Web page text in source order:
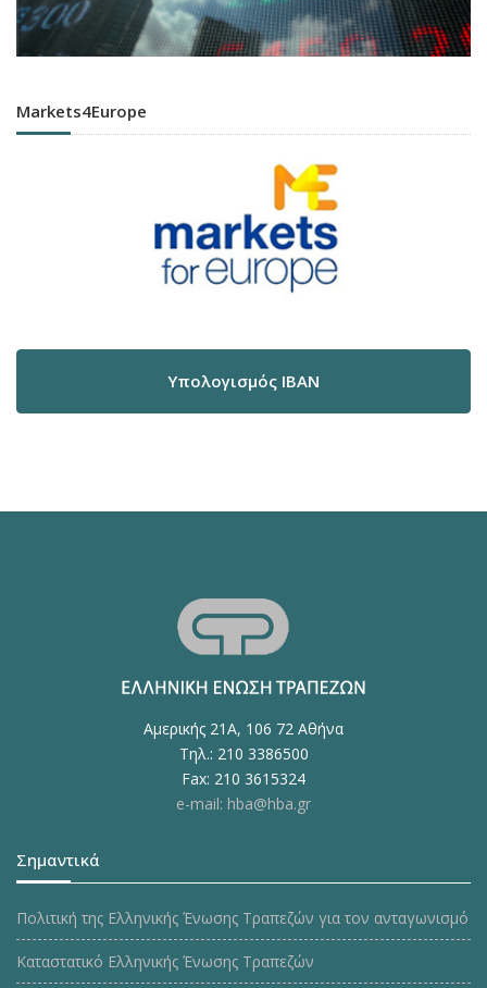
Markets4Europe
Υπολογισμός IBAN
Αμερικής 21Α, 106 72 Αθήνα
Τηλ.: 210 3386500
Fax: 210 3615324
e-mail: hba@hba.gr
Σημαντικά
Πολιτική της Ελληνικής Ένωσης Τραπεζών για τον ανταγωνισμό
Καταστατικό Ελληνικής Ένωσης Τραπεζών